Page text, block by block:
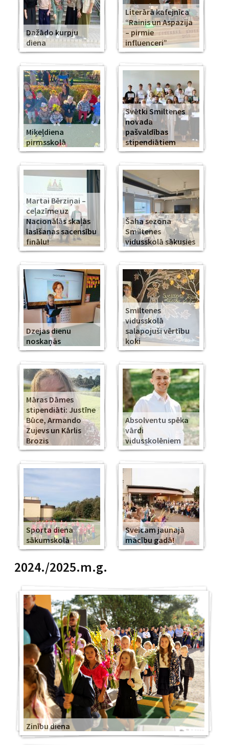
Dažādo kurpju
diena
Literārā kafejnīca
“Rainis un Aspazija
– pirmie
influenceri”
Miķeļdiena
pirmsskolā
Svētki Smiltenes
novada
pašvaldības
stipendiātiem
Martai Bērziņai –
ceļazīme uz
Nacionālās skaļās
lasīšanas sacensību
finālu!
Šaha sezona
Smiltenes
vidusskolā sākusies
Dzejas dienu
noskaņās
Smiltenes
vidusskolā
salapojuši vērtību
koki
Māras Dāmes
stipendiāti: Justīne
Būce, Armando
Zujevs un Kārlis
Brozis
Absolventu spēka
vārdi
vidusskolēniem
Sporta diena
sākumskolā
Sveicam jaunajā
mācību gadā!
2024./2025.m.g.
Zinību diena